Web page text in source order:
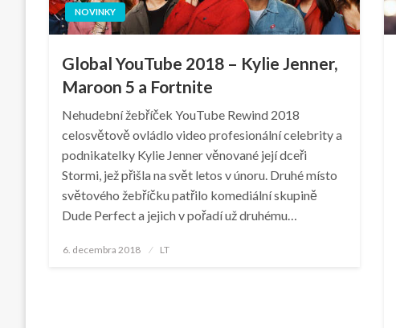
NOVINKY
Global YouTube 2018 – Kylie Jenner,
Maroon 5 a Fortnite
Nehudební žebříček YouTube Rewind 2018
celosvětově ovládlo video profesionální celebrity a
podnikatelky Kylie Jenner věnované její dceři
Stormi, jež přišla na svět letos v únoru. Druhé místo
světového žebříčku patřilo komediální skupině
Dude Perfect a jejich v pořadí už druhému…
Posted
6. decembra 2018 LT